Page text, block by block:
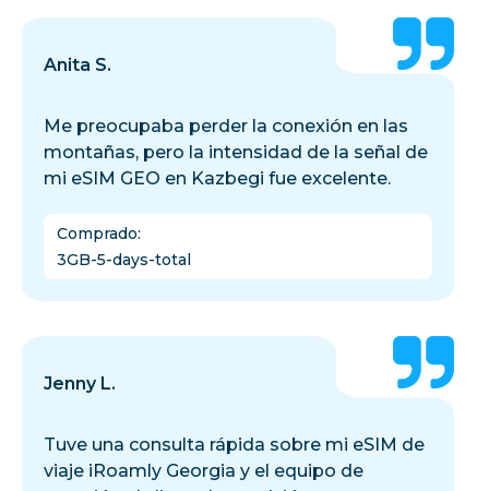
Anita S.
Me preocupaba perder la conexión en las
montañas, pero la intensidad de la señal de
mi eSIM GEO en Kazbegi fue excelente.
Comprado:
3GB-5-days-total
Jenny L.
Tuve una consulta rápida sobre mi eSIM de
viaje iRoamly Georgia y el equipo de